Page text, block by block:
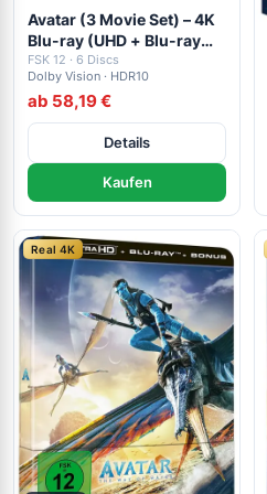
Avatar (3 Movie Set) – 4K
Blu-ray (UHD + Blu-ray
Disc)
FSK 12 · 6 Discs
Dolby Vision · HDR10
ab 58,19 €
Details
Kaufen
Real 4K